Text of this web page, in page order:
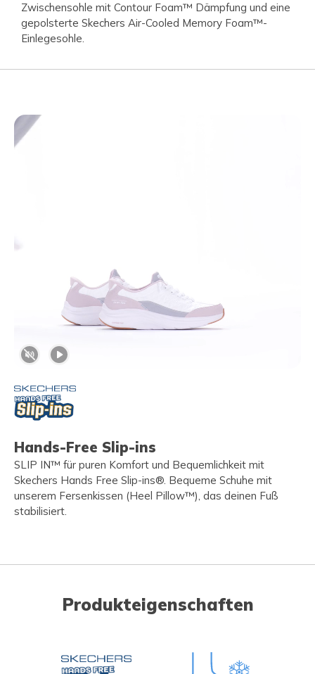
Zwischensohle mit Contour Foam™ Dämpfung und eine
gepolsterte Skechers Air-Cooled Memory Foam™-
Einlegesohle.
Hands-Free Slip-ins
SLIP IN™ für puren Komfort und Bequemlichkeit mit
Skechers Hands Free Slip-ins®. Bequeme Schuhe mit
unserem Fersenkissen (Heel Pillow™), das deinen Fuß
stabilisiert.
Produkteigenschaften